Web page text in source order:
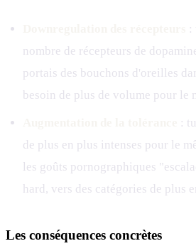
:
nombre de récepteurs de
portais des bouchons d'oreilles
besoin de plus de volume pour le
:
de plus en plus intenses pour le
les goûts pornographiques
hard, vers des catégories de plus
Les conséquences concrètes